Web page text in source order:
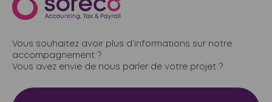
Vous souhaitez avoir plus d’informations sur notre
accompagnement ?
Vous avez envie de nous parler de votre projet ?